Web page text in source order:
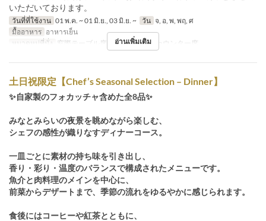
いただいております。
วันที่ที่ใช้งาน 01 พ.ค. ~ 01 มิ.ย., 03 มิ.ย. ~ วัน จ, อ, พ, พฤ, ศ
มื้ออาหาร อาหารเย็น
หมวดหมู่ที่นั่ง
窓際テーブル席, メインホール, カウンター席
อ่านเพิ่มเติม
土日祝限定【Chef’s Seasonal Selection – Dinner】
✨自家製のフォカッチャ含めた全8品✨
みなとみらいの夜景を眺めながら楽しむ、
シェフの感性が織りなすディナーコース。
一皿ごとに素材の持ち味を引き出し、
香り・彩り・温度のバランスで構成されたメニューです。
魚介と肉料理のメインを中心に、
前菜からデザートまで、季節の流れをゆるやかに感じられます。
食後にはコーヒーや紅茶とともに、